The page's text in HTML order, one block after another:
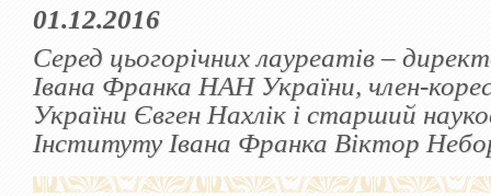
01.12.2016
Серед цьогорічних лауреатів –
Івана Франка НАН України, член-
України Євген Нахлік і старший
Інституту Івана Франка Віктор